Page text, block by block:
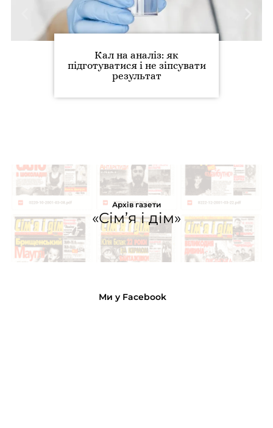
Кал на аналіз: як
підготуватися і не зіпсувати
результат
Архів газети
«Сім’я і дім»
Ми у Facebook